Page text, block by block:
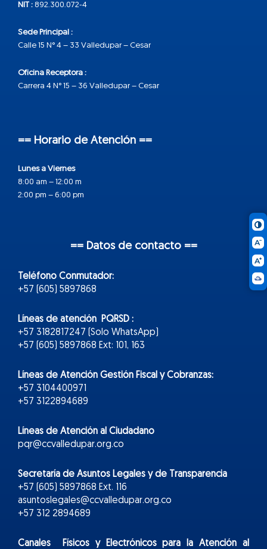
NIT : 892.300.072-4
Sede Principal :
Calle 15 N° 4 – 33 Valledupar – Cesar
Oficina Receptora :
Carrera 4 N° 15 – 36 Valledupar – Cesar
== Horario de Atención ==
Lunes a Viernes
8:00 am – 12:00 m
2:00 pm – 6:00 pm
== Datos de contacto ==
Teléfono Conmutador:
+57 (605) 5897868
Líneas de atención PQRSD :
+57 3182817247 (Solo WhatsApp)
+57 (605) 5897868 Ext: 101, 163
Líneas de Atención Gestión Fiscal y Cobranzas:
+57 3104400971
+57 3122894689
Líneas de Atención al Ciudadano
pqr@ccvalledupar.org.co
Secretaría de Asuntos Legales y de Transparencia
+57 (605) 5897868 Ext. 116
asuntoslegales@ccvalledupar.org.co
+57 312 2894689
Canales Físicos yElectrónicospara la Atención al